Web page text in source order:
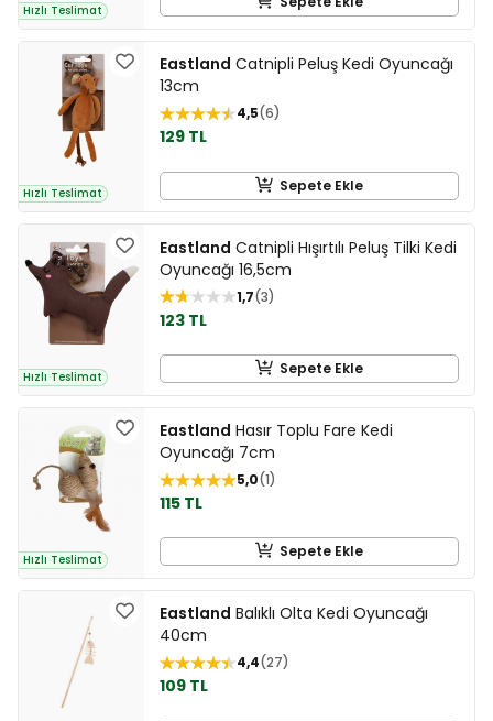
Hızlı Teslimat
Hızlı Teslimat
Eastland Catnipli Peluş Kedi Oyuncağı
13cm
4,5 6
129 TL
Sepete Ekle
Hızlı Teslimat
Eastland Catnipli Hışırtılı Peluş Tilki Kedi
Oyuncağı 16,5cm
1,7 3
123 TL
Sepete Ekle
Hızlı Teslimat
Eastland Hasır Toplu Fare Kedi
Oyuncağı 7cm
5,0 1
115 TL
Sepete Ekle
Eastland Balıklı Olta Kedi Oyuncağı
40cm
4,4 27
109 TL